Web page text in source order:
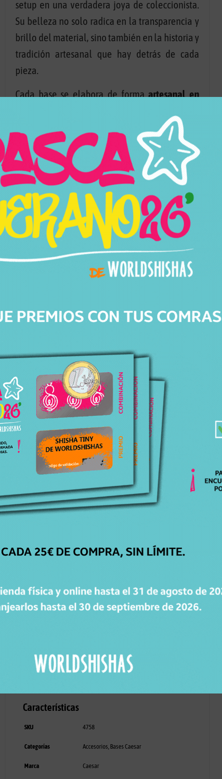
setup en una verdadera joya de coleccionista.
Su belleza no solo radica en la transparencia y
brillo del material, sino también en la historia y
tradición artesanal que hay detrás de cada
pieza.
Cada base se elabora de formaartesanal en
, lo que garantiza un
acabado único e irrepetible en cada modelo. Su
composición contiene un24% de PBO (óxido de
plomo) , responsable del característico destello
y de la espectacular dispersión de la luz que
distingue al cristal de Bohemia. El resultado es
una base que combina resistencia, estética y un
brillo incomparable, perfecta para quienes
cuidan hasta el último detalle de su cachimba.
Estas bases incluyen su
calidad premium, convirtiéndolas en piezas
tamaño normal o grande
de
enganche tradicional por goma (a presión)
Gracias a su diseño equilibrado y su peso,
aportan una excelente estabilidad al conjunto,
realzando la presencia de cualquier modelo de
cachimba.
Para mantener el brillo y la pureza del cristal,
limpiar la base después de cada
usoutilizando productos específicos para
cachimbas. Evita los cambios bruscos de
siempreagua templada, nunca muy caliente, y
Con una baseCaesar Crystal Bohemiae, tu
cachimba no solo destacará por su rendimiento,
funcionalidad en una sola pieza.
Características
SKU 4758
Categorías Accesorios, Bases Caesar
Marca Caesar